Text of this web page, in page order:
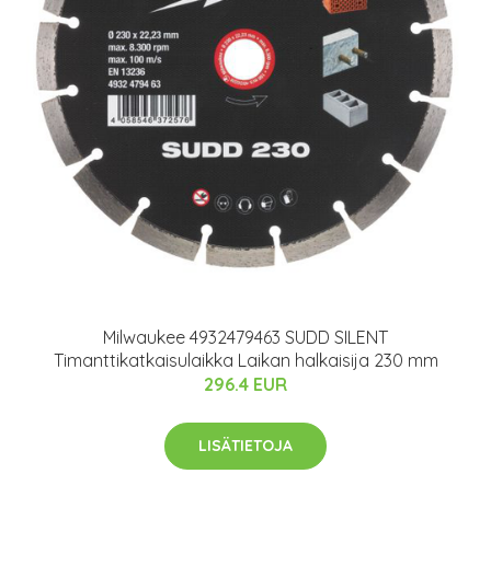
Milwaukee 4932479463 SUDD SILENT
Timanttikatkaisulaikka Laikan halkaisija 230 mm
296.4 EUR
LISÄTIETOJA